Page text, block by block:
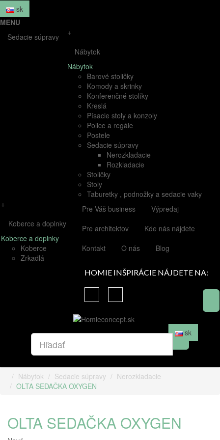
sk
MENU
Sedacie súpravy
+
Nábytok
Nábytok
Barové stoličky
Komody a skrinky
Konferenčné stolíky
Kreslá
Písacie stoly a konzoly
Police a regále
Postele
Sedacie súpravy
Nerozkladacie
Rozkladacie
Stoličky
Stoly
Taburetky , podnožky a sedacie vaky
+
Koberce a doplnky
Koberce a doplnky
Koberce
Zrkadlá
Pre Váš business
Výpredaj
Pre architektov
Kde nás nájdete
Kontakt
O nás Blog
HOMIE INŠPIRÁCIE NÁJDETE NA:
sk
Nábytok Sedacie súpravy
Nerozkladacie
OLTA SEDAČKA OXYGEN
OLTA SEDAČKA OXYGEN